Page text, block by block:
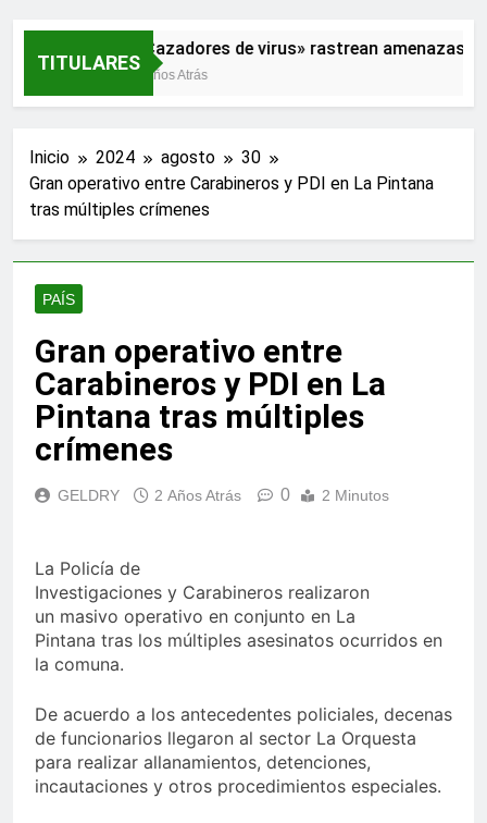
TITULARES
«Cazadores de virus» rastrean amenazas
2 Años Atrás
Inicio 2024 agosto
30
Gran operativo entre Carabineros y PDI en La Pintana
tras múltiples crímenes
PAÍS
Gran operativo entre
Carabineros y PDI en La
Pintana tras múltiples
crímenes
GELDRY 2 Años Atrás 0 2 Minutos
La Policía de
Investigaciones y Carabineros realizaron
un masivo operativo en conjunto en La
Pintana tras los múltiples asesinatos ocurridos en
la comuna.
De acuerdo a los antecedentes policiales, decenas
de funcionarios llegaron al sector La Orquesta
para realizar allanamientos, detenciones,
incautaciones y otros procedimientos especiales.